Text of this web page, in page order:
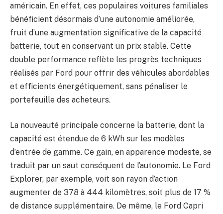
américain. En effet, ces populaires voitures familiales
bénéficient désormais d’une autonomie améliorée,
fruit d’une augmentation significative de la capacité
batterie, tout en conservant un prix stable. Cette
double performance reflète les progrès techniques
réalisés par Ford pour offrir des véhicules abordables
et efficients énergétiquement, sans pénaliser le
portefeuille des acheteurs.
La nouveauté principale concerne la batterie, dont la
capacité est étendue de 6 kWh sur les modèles
d’entrée de gamme. Ce gain, en apparence modeste, se
traduit par un saut conséquent de l’autonomie. Le Ford
Explorer, par exemple, voit son rayon d’action
augmenter de 378 à 444 kilomètres, soit plus de 17 %
de distance supplémentaire. De même, le Ford Capri